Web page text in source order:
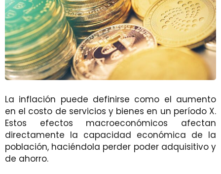
La inflación puede definirse como el aumento
en el costo de servicios y bienes en un período X.
Estos efectos macroeconómicos afectan
directamente la capacidad económica de la
población, haciéndola perder poder adquisitivo y
de ahorro.